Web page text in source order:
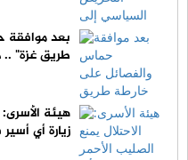
بعد موافقة
طريق غزة"
هيئة
زيارة أي أسير